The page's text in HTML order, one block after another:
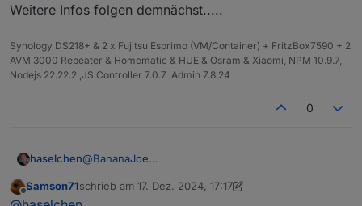
Weitere Infos folgen demnächst.....
Synology DS218+ & 2 x Fujitsu Esprimo (VM/Container) + FritzBox7590 + 2
AVM 3000 Repeater & Homematic & HUE & Osram & Xiaomi, NPM 10.9.7,
Nodejs 22.22.2 ,JS Controller 7.0.7 ,Admin 7.8.24
0
haselchen@BananaJoe
@wendy2702
und an die restlichen Interessierten.
Offline
Samson71schrieb am 17. Dez. 2024, 17:17
zuletzt editiert von Samson71